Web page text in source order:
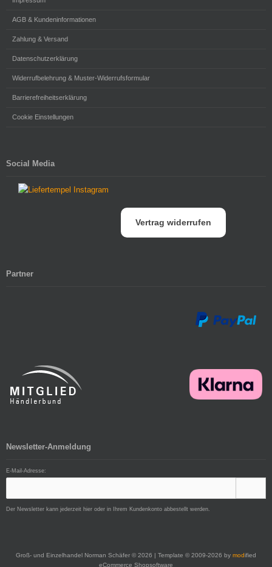
AGB & Kundeninformationen
Zahlung & Versand
Datenschutzerklärung
Widerrufbelehrung & Muster-Widerrufsformular
Barrierefreiheitserklärung
Cookie Einstellungen
Social Media
Vertrag widerrufen
Partner
Newsletter-Anmeldung
E-Mail-Adresse:
Der Newsletter kann jederzeit hier oder in Ihrem Kundenkonto abbestellt werden.
Groß- und Einzelhandel Norman Schäfer © 2026 | Template © 2009-2026 by modified
eCommerce Shopsoftware